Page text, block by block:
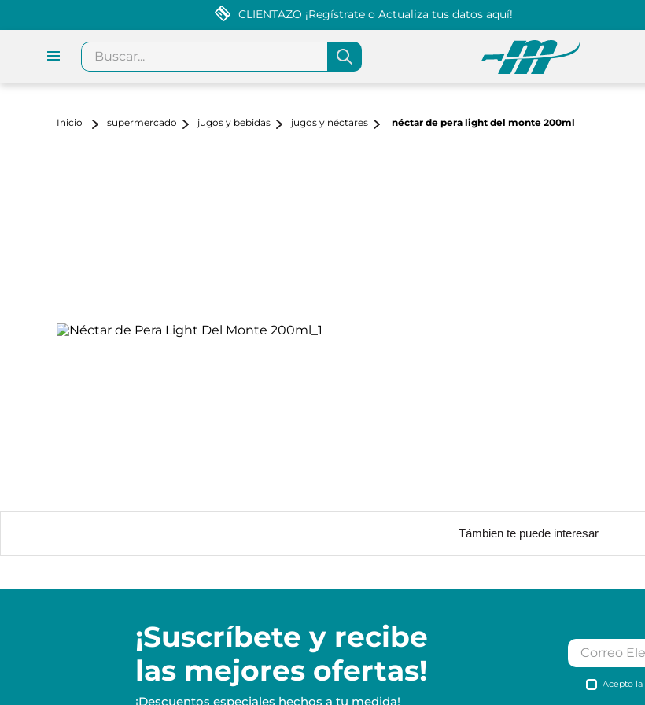
CLIENTAZO ¡Regístrate o Actualiza tus datos aquí!
Buscar...
supermercado jugos y bebidas jugos y néctares néctar de pera light del monte 200ml
Támbien te puede interesar
¡Suscríbete y recibe
las mejores ofertas!
¡Descuentos especiales hechos a tu medida!
Acepto la